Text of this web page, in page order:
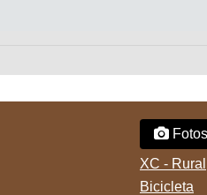
Fotos
XC - Rural
Bicicleta